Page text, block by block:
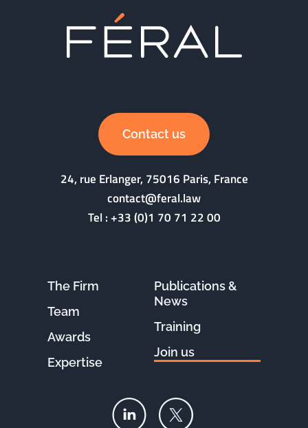
Contact us
24, rue Erlanger, 75016 Paris, France
contact@feral.law
Tel :+33 (0)1 70 71 22 00
The Firm
Team
Awards
Expertise
Publications &
News
Training
Join us